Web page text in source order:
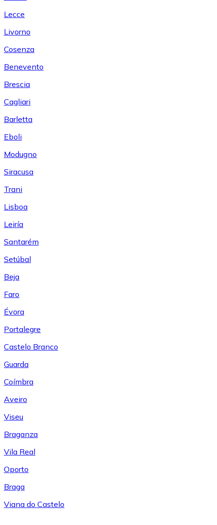
Lecce
Livorno
Cosenza
Benevento
Brescia
Cagliari
Barletta
Eboli
Modugno
Siracusa
Trani
Lisboa
Leiría
Santarém
Setúbal
Beja
Faro
Évora
Portalegre
Castelo Branco
Guarda
Coímbra
Aveiro
Viseu
Braganza
Vila Real
Oporto
Braga
Viana do Castelo